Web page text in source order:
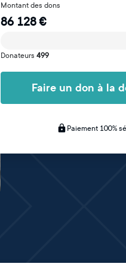
Montant des dons
86 128€
Donateurs 499
Faire un don à la
Paiement 100%